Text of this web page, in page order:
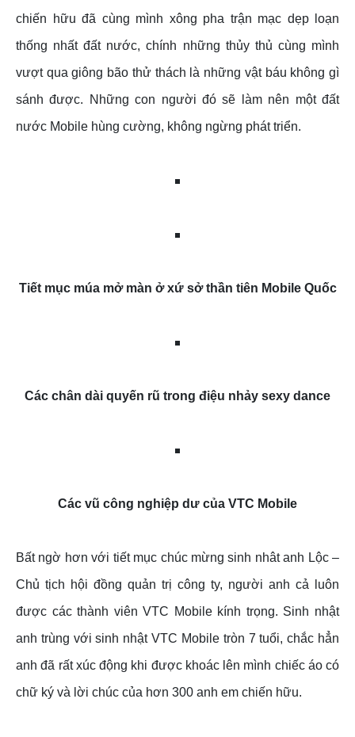
chiến hữu đã cùng mình xông pha trận mạc dẹp loạn
thống nhất đất nước, chính những thủy thủ cùng mình
vượt qua giông bão thử thách là những vật báu không gì
sánh được. Những con người đó sẽ làm nên một đất
nước Mobile hùng cường, không ngừng phát triển.
Tiết mục múa mở màn ở xứ sở thần tiên Mobile Quốc
Các chân dài quyến rũ trong điệu nhảy sexy dance
Các vũ công nghiệp dư của VTC Mobile
Bất ngờ hơn với tiết mục chúc mừng sinh nhât anh Lộc –
Chủ tịch hội đồng quản trị công ty, người anh cả luôn
được các thành viên VTC Mobile kính trọng. Sinh nhật
anh trùng với sinh nhật VTC Mobile tròn 7 tuổi, chắc hẳn
anh đã rất xúc động khi được khoác lên mình chiếc áo có
chữ ký và lời chúc của hơn 300 anh em chiến hữu.